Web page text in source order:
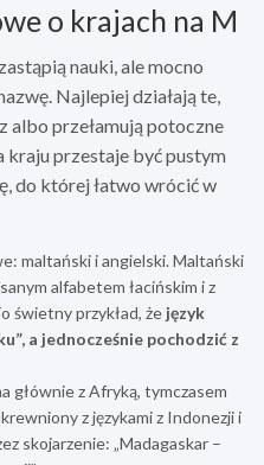
o krajach na M
nauki, ale mocno
Najlepiej działają te,
albo przełamują potoczne
kraju przestaje być pustym
do której łatwo wrócić w
maltański i angielski. Maltański
alfabetem łacińskim i z
świetny przykład, że język
a jednocześnie pochodzić z
głównie z Afryką, tymczasem
z językami z Indonezji i
skojarzenie: „Madagaskar –